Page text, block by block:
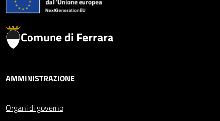
Comune di Ferrara
AMMINISTRAZIONE
Organi di governo